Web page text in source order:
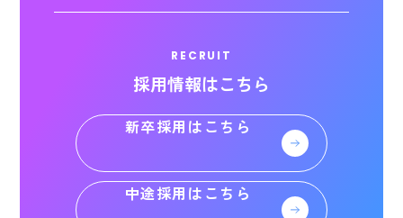
RECRUIT
採用情報はこちら
新卒採用はこちら
中途採用はこちら